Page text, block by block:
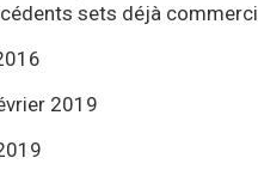
sets déjà
2019